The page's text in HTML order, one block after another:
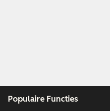
Populaire Functies